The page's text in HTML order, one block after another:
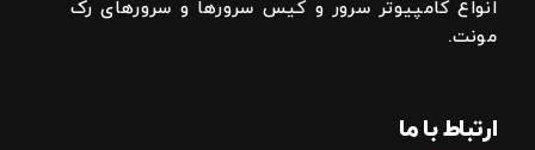
انواع کامپیوتر سرور و کیس سرورها و سرورهای رک
مونت.
ارتباط با ما